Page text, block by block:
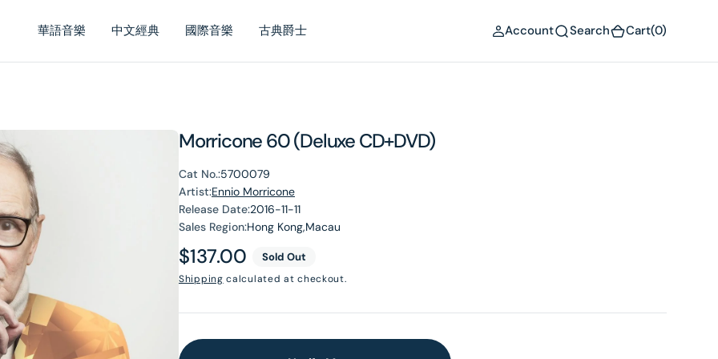
華語音樂 中文經典 國際音樂 古典爵士 Account Search Cart(0)
Morricone 60 (Deluxe CD+DVD)
Cat No.:5700079
Artist:Ennio Morricone
Release Date:2016-11-11
Sales Region:Hong Kong,Macau
Regular
price
$137.00 Sold Out
Shipping calculated at checkout.